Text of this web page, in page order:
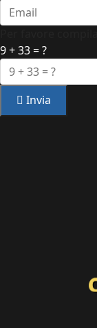
9 + 33 = ?
Invia